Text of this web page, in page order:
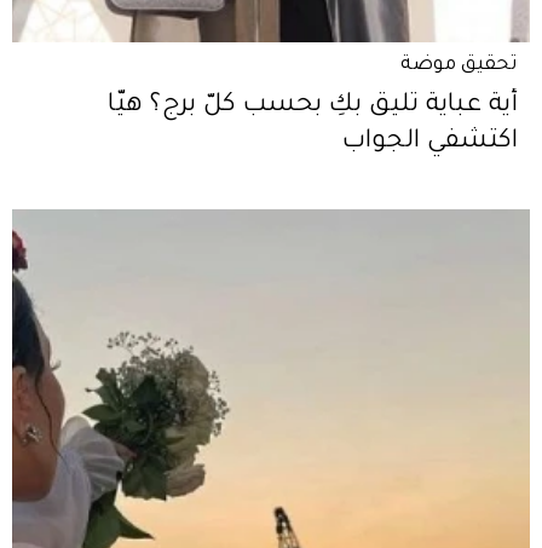
تحقيق موضة
أية عباية تليق بكِ بحسب كلّ برج؟ هيّا
اكتشفي الجواب